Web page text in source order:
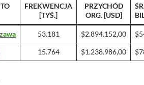
FREKWENCJA
[TYŚ.]
PRZYCHÓD
ORG. [USD]
53.181 $2.894.152,00
15.764 $1.238.986,00